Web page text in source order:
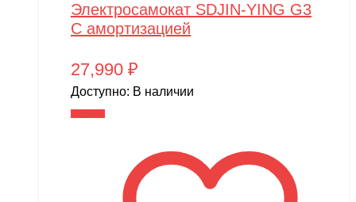
Электросамокат SDJIN-YING G3
С амортизацией
27,990 ₽
Доступно: В наличии